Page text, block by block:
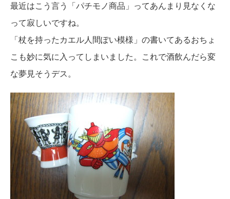
最近はこう言う「パチモノ商品」ってあんまり見なくな
って寂しいですね。
「杖を持ったカエル人間ぽい模様」の書いてあるおちょ
こも妙に気に入ってしまいました。これで酒飲んだら変
な夢見そうデス。